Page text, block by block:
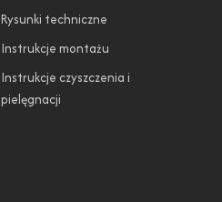
Rysunki techniczne
Instrukcje montażu
Instrukcje czyszczenia i
pielęgnacji